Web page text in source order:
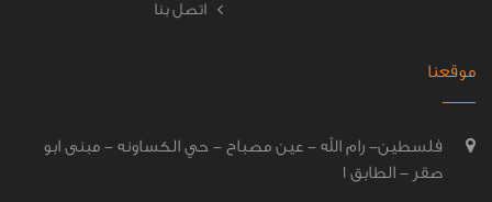
اتصل بنا
موقعنا
فلسطين- رام الله - عين مصباح - حي الكساونه - مبنى ابو
صقر - الطابق 1